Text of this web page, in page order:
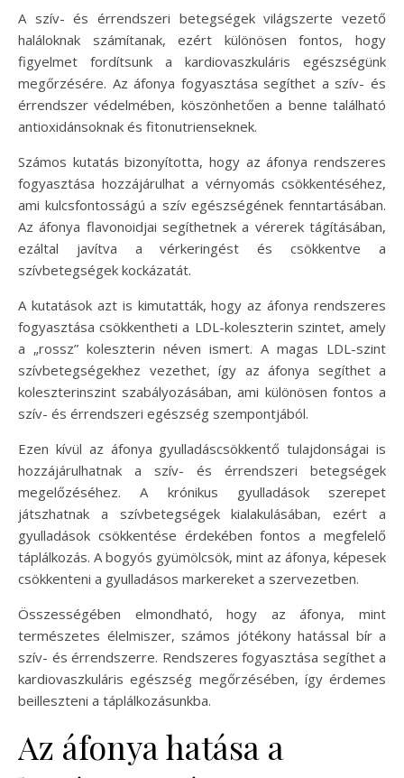
A szív- és érrendszeri betegségek világszerte vezető
haláloknak számítanak, ezért különösen fontos, hogy
figyelmet fordítsunk a kardiovaszkuláris egészségünk
megőrzésére. Az áfonya fogyasztása segíthet a szív- és
érrendszer védelmében, köszönhetően a benne található
antioxidánsoknak és fitonutrienseknek.
Számos kutatás bizonyította, hogy az áfonya rendszeres
fogyasztása hozzájárulhat a vérnyomás csökkentéséhez,
ami kulcsfontosságú a szív egészségének fenntartásában.
Az áfonya flavonoidjai segíthetnek a vérerek tágításában,
ezáltal javítva a vérkeringést és csökkentve a
szívbetegségek kockázatát.
A kutatások azt is kimutatták, hogy az áfonya rendszeres
fogyasztása csökkentheti a LDL-koleszterin szintet, amely
a „rossz” koleszterin néven ismert. A magas LDL-szint
szívbetegségekhez vezethet, így az áfonya segíthet a
koleszterinszint szabályozásában, ami különösen fontos a
szív- és érrendszeri egészség szempontjából.
Ezen kívül az áfonya gyulladáscsökkentő tulajdonságai is
hozzájárulhatnak a szív- és érrendszeri betegségek
megelőzéséhez. A krónikus gyulladások szerepet
játszhatnak a szívbetegségek kialakulásában, ezért a
gyulladások csökkentése érdekében fontos a megfelelő
táplálkozás. A bogyós gyümölcsök, mint az áfonya, képesek
csökkenteni a gyulladásos markereket a szervezetben.
Összességében elmondható, hogy az áfonya, mint
természetes élelmiszer, számos jótékony hatással bír a
szív- és érrendszerre. Rendszeres fogyasztása segíthet a
kardiovaszkuláris egészség megőrzésében, így érdemes
beilleszteni a táplálkozásunkba.
Az áfonya hatása a